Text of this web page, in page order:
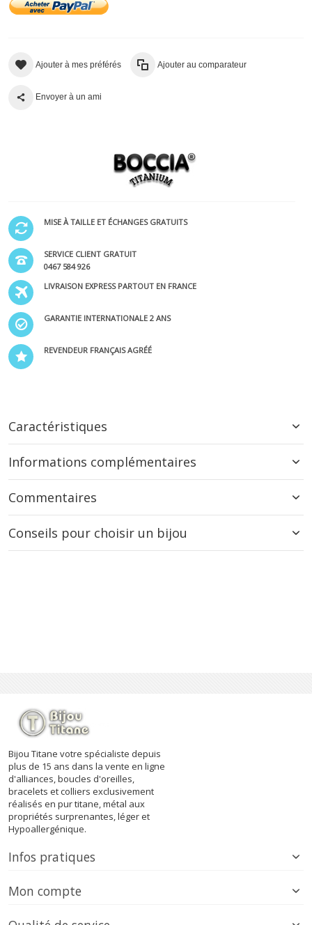
Ajouter à mes préférés Ajouter au comparateur
Envoyer à un ami
MISE À TAILLE ET ÉCHANGES GRATUITS
SERVICE CLIENT GRATUIT
0467 584 926
LIVRAISON EXPRESS PARTOUT EN FRANCE
GARANTIE INTERNATIONALE 2 ANS
REVENDEUR FRANÇAIS AGRÉÉ
Caractéristiques
Informations complémentaires
Commentaires
Conseils pour choisir un bijou
Bijou Titane votre spécialiste depuis
plus de 15 ans dans la vente en ligne
d'alliances, boucles d'oreilles,
bracelets et colliers exclusivement
réalisés en pur titane, métal aux
propriétés surprenantes, léger et
Hypoallergénique.
Infos pratiques
Mon compte